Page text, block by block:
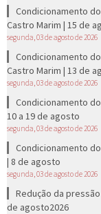
Condicionamento
Castro Marim | 15 de
segunda, 03 de agosto de 2026
Condicionamento
Castro Marim | 13 de
segunda, 03 de agosto de 2026
Condicionamento
10 a 19 de agosto
segunda, 03 de agosto de 2026
Condicionamento
| 8 de agosto
segunda, 03 de agosto de 2026
Redução da
de agosto2026